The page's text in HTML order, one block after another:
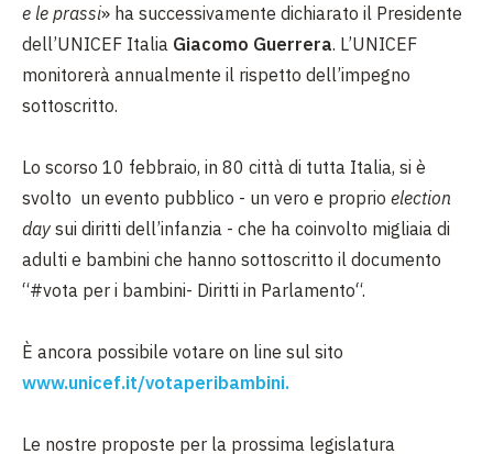
e le prassi» ha successivamente dichiarato il Presidente
dell’UNICEF Italia Giacomo Guerrera. L’UNICEF
monitorerà annualmente il rispetto dell’impegno
sottoscritto.
Lo scorso 10 febbraio, in 80 città di tutta Italia, si è
svolto un evento pubblico - un vero e proprio election
day sui diritti dell’infanzia - che ha coinvolto migliaia di
adulti e bambini che hanno sottoscritto il documento
“#vota per i bambini- Diritti in Parlamento“.
È ancora possibile votare on line sul sito
www.unicef.it/votaperibambini.
Le nostre proposte per la prossima legislatura